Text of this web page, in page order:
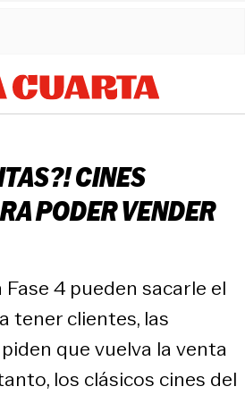
CINES
PODER VENDER
4 pueden sacarle el
tener clientes, las
que vuelva la venta
los clásicos cines del